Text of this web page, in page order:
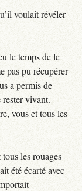
voulait révéler
le temps de le
pas pu récupérer
a permis de
vivant.
vous et tous les
les rouages
été écarté avec